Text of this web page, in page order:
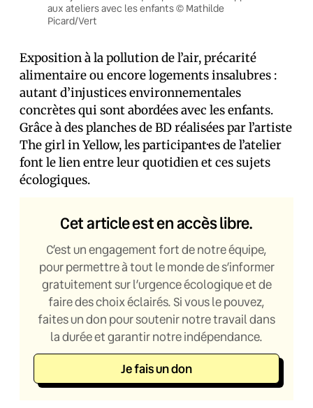
Exposition à la pollution de l’air, précarité
alimentaire ou encore logements insalubres :
autant d’injustices environnementales
concrètes qui sont abordées avec les enfants.
Grâce à des planches de BD réalisées par l’artiste
The girl in Yellow, les participant·es de l’atelier
font le lien entre leur quotidien et ces sujets
écologiques.
Cet article est en accès libre.
C’est un engagement fort de notre équipe,
pour permettre à tout le monde de s’informer
gratuitement sur l’urgence écologique et de
faire des choix éclairés. Si vous le pouvez,
faites un don pour soutenir notre travail dans
la durée et garantir notre indépendance.
Je fais un don